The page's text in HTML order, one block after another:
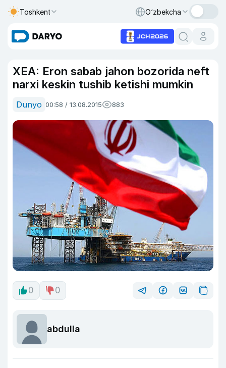
Toshkent O‘zbekcha
XEA: Eron sabab jahon bozorida neft
narxi keskin tushib ketishi mumkin
Dunyo 00:58 / 13.08.2015 883
0 0
abdulla